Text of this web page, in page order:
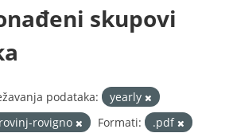
skupovi
podataka:
yearly
rovigno Formati:
.pdf